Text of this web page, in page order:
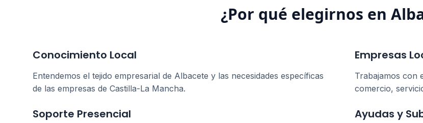
¿Por qué elegirnos en
Conocimiento Local
Entendemos el tejido empresarial de Albacete y las necesidades específicas
de las empresas de Castilla-La Mancha.
Soporte Presencial
Empresas
Trabajamos con
comercio,
Ayudas y